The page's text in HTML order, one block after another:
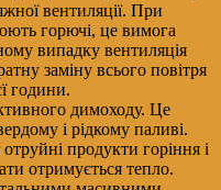
вентиляції. При
горючі, це вимога
випадку вентиляція
заміну всього повітря
години.
димоходу. Це
і рідкому паливі.
продукти горіння і
отримується тепло.